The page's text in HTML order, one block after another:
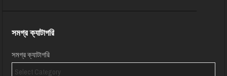
সমগ্র ক্যাটাগরি
সমগ্র ক্যাটাগরি